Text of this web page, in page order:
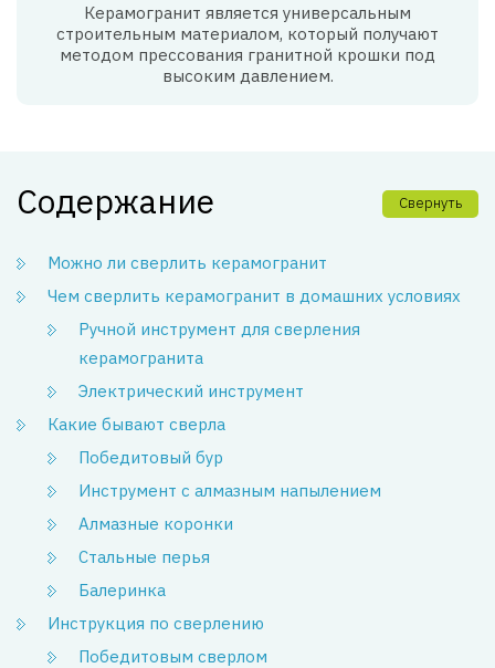
Керамогранит является универсальным
строительным материалом, который получают
методом прессования гранитной крошки под
высоким давлением.
Содержание Свернуть
Можно ли сверлить керамогранит
Чем сверлить керамогранит в домашних условиях
Ручной инструмент для сверления
керамогранита
Электрический инструмент
Какие бывают сверла
Победитовый бур
Инструмент с алмазным напылением
Алмазные коронки
Стальные перья
Балеринка
Инструкция по сверлению
Победитовым сверлом